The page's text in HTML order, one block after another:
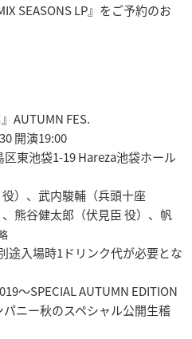
SEASONS LP』をご予約のお
AUTUMN FES.
開演19:00
東池袋1-19 Hareza池袋ホール
）、武内駿輔（兵頭十座
熊谷健太郎（伏見臣 役）、帆
途入場時1ドリンク代が必要とな
～SPECIAL AUTUMN EDITION
ニー秋のスペシャル公開生稽